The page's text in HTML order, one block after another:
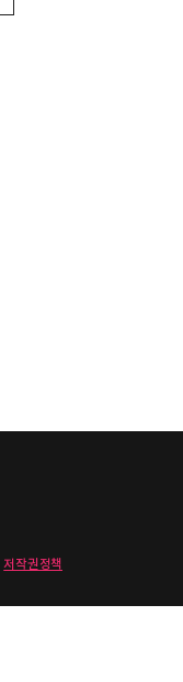
저작권정책